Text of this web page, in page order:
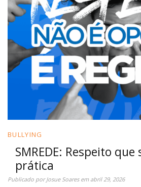
BULLYING
SMREDE: Respeito que
prática
Publicado porJosue Soaresem abril 29, 2026